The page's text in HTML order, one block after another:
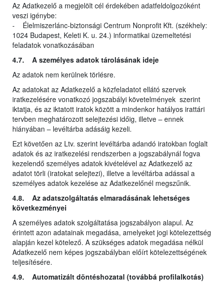
Az Adatkezelő a megjelölt cél érdekében adatfeldolgozóként
veszi igénybe:
- Élelmiszerlánc-biztonsági Centrum Nonprofit Kft. (székhely:
1024 Budapest, Keleti K. u. 24.) informatikai üzemeltetési
feladatok vonatkozásában
4.7. A személyes adatok tárolásának ideje
Az adatok nem kerülnek törlésre.
Az adatokat az Adatkezelő a közfeladatot ellátó szervek
iratkezelésére vonatkozó jogszabályi követelmények szerint
iktatja, és az iktatott iratok között a mindenkor hatályos irattári
tervben meghatározott selejtezési időig, illetve – ennek
hiányában – levéltárba adásáig kezeli.
Ezt követően az Ltv. szerint levéltárba adandó iratokban foglalt
adatok és az iratkezelési rendszerben a jogszabálynál fogva
kezelendő személyes adatok kivételével az Adatkezelő az
adatot törli (iratokat selejtezi), illetve a levéltárba adással a
személyes adatok kezelése az Adatkezelőnél megszűnik.
4.8. Az adatszolgáltatás elmaradásának lehetséges
következményei
A személyes adatok szolgáltatása jogszabályon alapul. Az
érintett azon adatainak megadása, amelyeket jogi kötelezettség
alapján kezel kötelező. A szükséges adatok megadása nélkül
Adatkezelő nem képes jogszabályban előírt kötelezettségének
teljesítésére.
4.9. Automatizált döntéshozatal (továbbá profilalkotás)